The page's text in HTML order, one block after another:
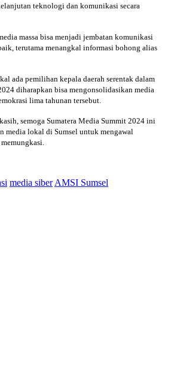
teknologi dan komunikasi secara
massa bisa menjadi jembatan komunikasi
terutama menangkal informasi bohong alias
ada pemilihan kepala daerah serentak dalam
diharapkan bisa mengonsolidasikan media
lima tahunan tersebut.
semoga Sumatera Media Summit 2024 ini
media lokal di Sumsel untuk mengawal
media siber AMSI Sumsel